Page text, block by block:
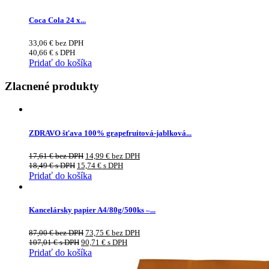
Coca Cola 24 x...
33,06 € bez DPH
40,66 € s DPH
Pridať do košíka
Zlacnené produkty
ZDRAVO šťava 100% grapefruitová-jablková...
17,61€bez DPH 14,99 € bez DPH
18,49€s DPH 15,74 € s DPH
Pridať do košíka
Kancelársky papier A4/80g/500ks –...
87,00€bez DPH 73,75 € bez DPH
107,01€s DPH 90,71 € s DPH
Pridať do košíka